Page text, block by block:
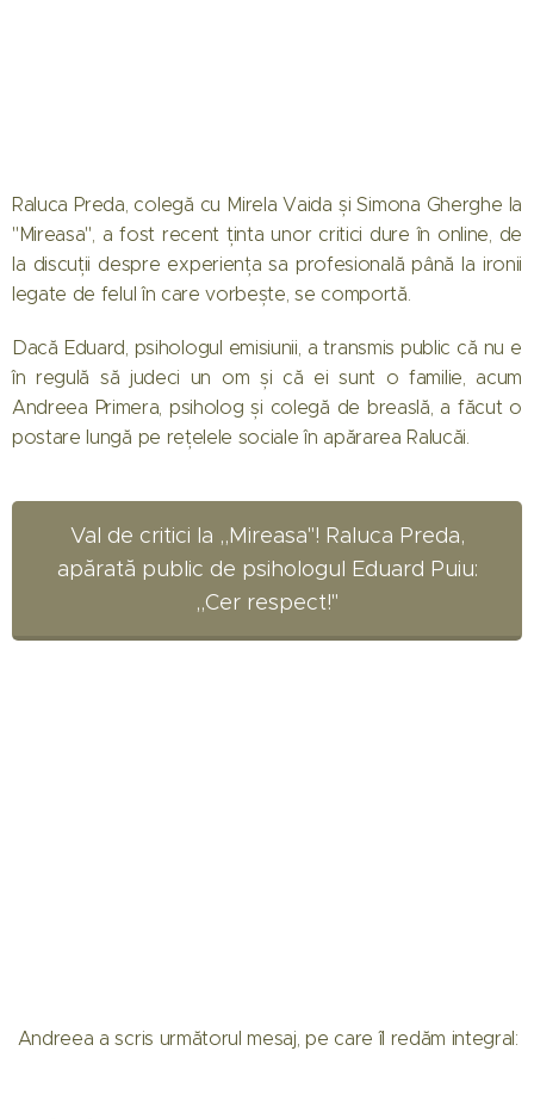
Raluca Preda, colegă cu Mirela Vaida și Simona Gherghe la
"Mireasa", a fost recent ținta unor critici dure în online, de
la discuții despre experiența sa profesională până la ironii
legate de felul în care vorbește, se comportă.
Dacă Eduard, psihologul emisiunii, a transmis public că nu e
în regulă să judeci un om și că ei sunt o familie, acum
Andreea Primera, psiholog și colegă de breaslă, a făcut o
postare lungă pe rețelele sociale în apărarea Ralucăi.
Val de critici la ,,Mireasa"! Raluca Preda,
apărată public de psihologul Eduard Puiu:
,,Cer respect!"
Andreea a scris următorul mesaj, pe care îl redăm integral: